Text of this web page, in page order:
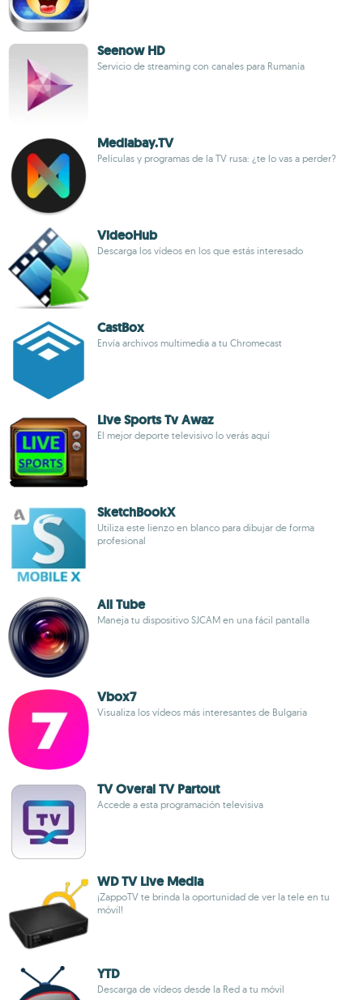
Seenow HD
Servicio de streaming con canales para Rumanía
Mediabay.TV
Películas y programas de la TV rusa: ¿te lo vas a perder?
VideoHub
Descarga los vídeos en los que estás interesado
CastBox
Envía archivos multimedia a tu Chromecast
Live Sports Tv Awaz
El mejor deporte televisivo lo verás aquí
SketchBookX
Utiliza este lienzo en blanco para dibujar de forma
profesional
All Tube
Maneja tu dispositivo SJCAM en una fácil pantalla
Vbox7
Visualiza los vídeos más interesantes de Bulgaria
TV Overal TV Partout
Accede a esta programación televisiva
WD TV Live Media
¡ZappoTV te brinda la oportunidad de ver la tele en tu
móvil!
YTD
Descarga de vídeos desde la Red a tu móvil